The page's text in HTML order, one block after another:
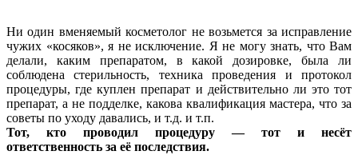
Ни один вменяемый косметолог не возьмется за исправление
чужих «косяков», я не исключение. Я не могу знать, что Вам
делали, каким препаратом, в какой дозировке, была ли
соблюдена стерильность, техника проведения и протокол
процедуры, где куплен препарат и действительно ли это тот
препарат, а не подделке, какова квалификация мастера, что за
советы по уходу давались, и т.д. и т.п.
Тот, кто проводил процедуру — тот и несёт
ответственность за её последствия.